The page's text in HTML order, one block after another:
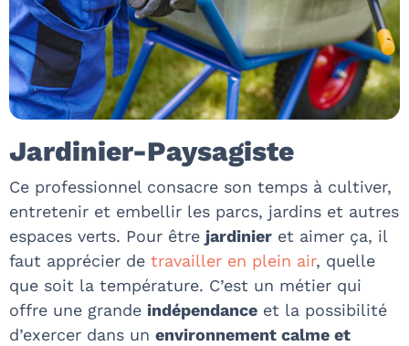
Jardinier-Paysagiste
Ce professionnel consacre son temps à cultiver,
entretenir et embellir les parcs, jardins et autres
espaces verts. Pour être jardinier et aimer ça, il
faut apprécier de travailler en plein air, quelle
que soit la température. C’est un métier qui
offre une grande indépendance et la possibilité
d’exercer dans un environnement calme et